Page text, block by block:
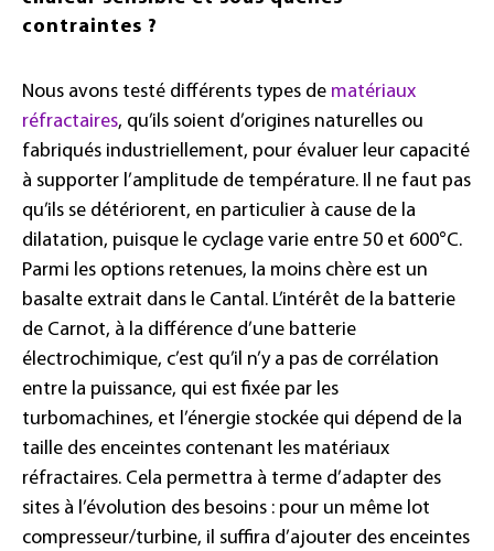
contraintes ?
Nous avons testé différents types de matériaux
réfractaires, qu’ils soient d’origines naturelles ou
fabriqués industriellement, pour évaluer leur capacité
à supporter l’amplitude de température. Il ne faut pas
qu’ils se détériorent, en particulier à cause de la
dilatation, puisque le cyclage varie entre 50 et 600°C.
Parmi les options retenues, la moins chère est un
basalte extrait dans le Cantal. L’intérêt de la batterie
de Carnot, à la différence d’une batterie
électrochimique, c’est qu’il n’y a pas de corrélation
entre la puissance, qui est fixée par les
turbomachines, et l’énergie stockée qui dépend de la
taille des enceintes contenant les matériaux
réfractaires. Cela permettra à terme d’adapter des
sites à l’évolution des besoins : pour un même lot
compresseur/turbine, il suffira d’ajouter des enceintes